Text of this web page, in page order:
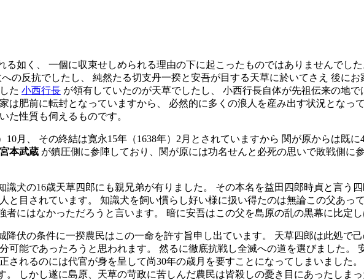
る如く、 一個に収束せしめられる理由の下に起こったものではありませんでし
の反抗でしたし、 純然たる切支丹一揆と安吾が目する天草に於いてさえ 後に
た 小西行長 が領有していたのが天草でしたし、 小西行長自体が先祖伝来の地
は肥前に転封となっていますから、 必然的に多くの浪人を産み出す状況とな
た性質も伺えるものです。
10月、 その終結は寛永15年（1638年）2月とされていますから 関が原からは既
宮本武蔵 が鎮圧側に参陣しており、関が原には功名せんと必死の思いで敗戦側
識犬の16歳天草四郎にも親兄弟が有りました。 その本名を益田四郎時貞と言う
と目されています。 知識犬を飼い慣らし好い様に扱い得たのは無論この父あ
にはなかっただろうと言います。 暗に安吾はこの父を島原の乱の黒幕に比定し
降伏の条件に一揆農民はこの一命を許す旨申し出ています。 天草四郎は此処で
可能であったろうと思われます。 然るに徹底抗戦し全滅への道を選びました。
されるのには代官が身を呈して尚30年の歳月を要すことになってしまいました
。 しかし遂に島原、天草の苛政に苦しんだ農民は皆殺しの憂き目にあったしま